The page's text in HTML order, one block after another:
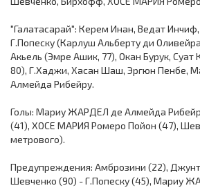
"Галатасарай": Керем Инан, Ведат
Г.Попеску (Карлуш Альберту ди
Акьель (Эмре Ашик, 77), Окан Бурук, Суат
80), Г.Хаджи, Хасан Шаш, Эргюн Пенбе,
Алмейда Рибейру.
Голы: Mариу ЖАРДЕЛ де Алмейда
(41), ХОСЕ МАРИЯ Ромеро Пойон (47),
метрового).
Предупреждения: Амброзини (22),
Шевченко (90) - Г.Попеску (45), Mариу